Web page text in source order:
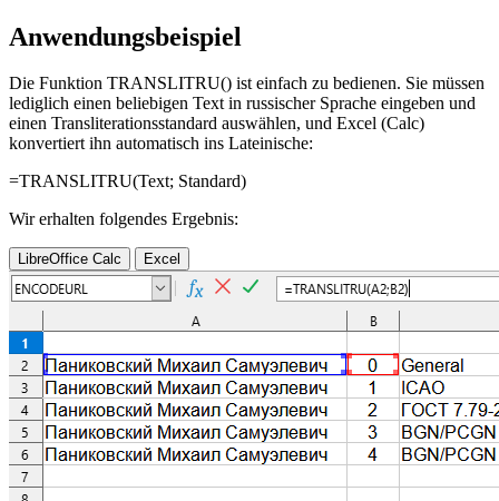
Anwendungsbeispiel
Die Funktion TRANSLITRU() ist einfach zu bedienen. Sie müssen
lediglich einen beliebigen Text in russischer Sprache eingeben und
einen Transliterationsstandard auswählen, und Excel (Calc)
konvertiert ihn automatisch ins Lateinische:
=TRANSLITRU(Text; Standard)
Wir erhalten folgendes Ergebnis:
LibreOffice Calc Excel